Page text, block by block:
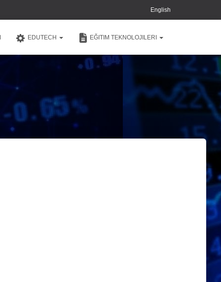
English
EDUTECH EĞITIM TEKNOLOJILERI